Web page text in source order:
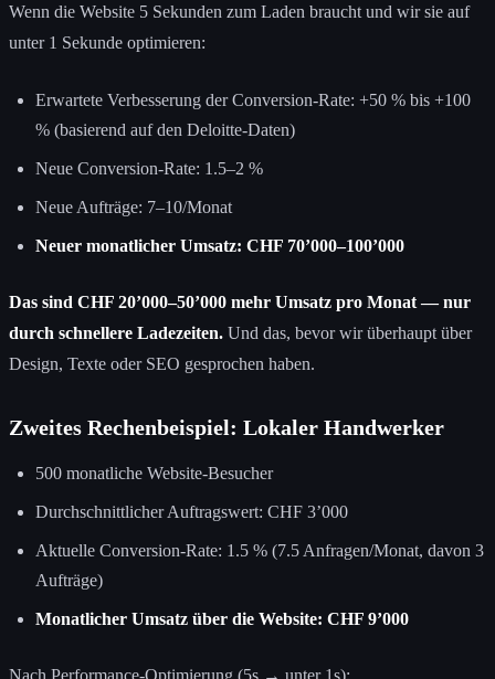
Wenn die Website 5 Sekunden zum Laden braucht und wir sie auf
unter 1 Sekunde optimieren:
Erwartete Verbesserung der Conversion-Rate: +50 % bis +100
% (basierend auf den Deloitte-Daten)
Neue Conversion-Rate: 1.5–2 %
Neue Aufträge: 7–10/Monat
Neuer monatlicher Umsatz: CHF 70’000–100’000
Das sind CHF 20’000–50’000 mehr Umsatz pro Monat — nur
durch schnellere Ladezeiten. Und das, bevor wir überhaupt über
Design, Texte oder SEO gesprochen haben.
Zweites Rechenbeispiel: Lokaler Handwerker
500 monatliche Website-Besucher
Durchschnittlicher Auftragswert: CHF 3’000
Aktuelle Conversion-Rate: 1.5 % (7.5 Anfragen/Monat, davon 3
Aufträge)
Monatlicher Umsatz über die Website: CHF 9’000
Nach Performance-Optimierung (5s → unter 1s):